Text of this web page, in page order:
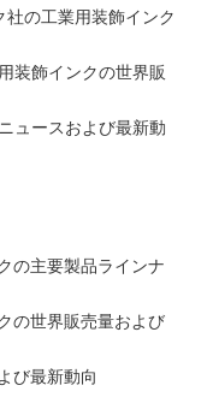
の工業用装飾インク
装飾インクの世界販
ュースおよび最新動
の主要製品ラインナ
の世界販売量および
び最新動向